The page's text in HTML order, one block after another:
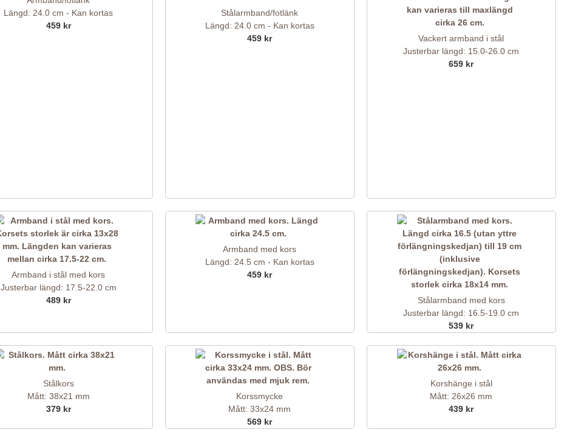
Längd: 24.0 cm - Kan kortas
459 kr
Stålarmband/fotlänk
Längd: 24.0 cm - Kan kortas
459 kr
Vackert armband i stål
Justerbar längd: 15.0-26.0 cm
659 kr
Armband i stål med kors
Justerbar längd: 17.5-22.0 cm
489 kr
Armband med kors
Längd: 24.5 cm - Kan kortas
459 kr
Stålarmband med kors
Justerbar längd: 16.5-19.0 cm
539 kr
Stålkors
Mått: 38x21 mm
379 kr
Korssmycke
Mått: 33x24 mm
569 kr
Korshänge i stål
Mått: 26x26 mm
439 kr